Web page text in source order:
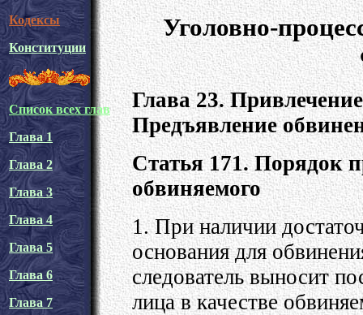
Кодексы
Конституции
Список всех глав
Глава 1
Глава 2
Глава 3
Глава 4
Глава 5
Глава 6
Глава 7
Уголовно-
Глава 23.
Предъявление
Статья 171. Порядок
обвиняемого
1. При наличии
основания для
следователь выносит
лица в качестве